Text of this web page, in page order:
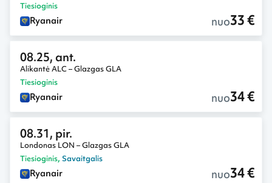
Tiesioginis
Ryanair nuo33 €
08.25, ant.
Alikantė ALC – Glazgas GLA
Tiesioginis
Ryanair nuo34 €
08.31, pir.
Londonas LON – Glazgas GLA
Tiesioginis, Savaitgalis
Ryanair nuo34 €